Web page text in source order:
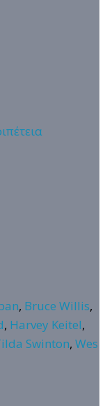
, Bruce Willis,
, Harvey Keitel,
Swinton, Wes